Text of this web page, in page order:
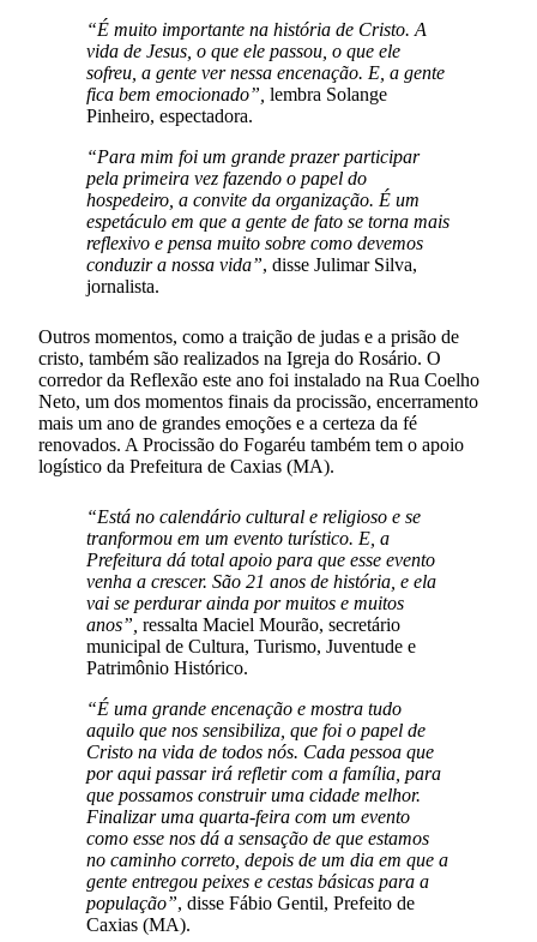
“É muito importante na história de Cristo. A
vida de Jesus, o que ele passou, o que ele
sofreu, a gente ver nessa encenação. E, a gente
fica bem emocionado”, lembra Solange
Pinheiro, espectadora.
“Para mim foi um grande prazer participar
pela primeira vez fazendo o papel do
hospedeiro, a convite da organização. É um
espetáculo em que a gente de fato se torna mais
reflexivo e pensa muito sobre como devemos
conduzir a nossa vida”, disse Julimar Silva,
jornalista.
Outros momentos, como a traição de judas e a prisão de
cristo, também são realizados na Igreja do Rosário. O
corredor da Reflexão este ano foi instalado na Rua Coelho
Neto, um dos momentos finais da procissão, encerramento
mais um ano de grandes emoções e a certeza da fé
renovados. A Procissão do Fogaréu também tem o apoio
logístico da Prefeitura de Caxias (MA).
“Está no calendário cultural e religioso e se
tranformou em um evento turístico. E, a
Prefeitura dá total apoio para que esse evento
venha a crescer. São 21 anos de história, e ela
vai se perdurar ainda por muitos e muitos
anos”, ressalta Maciel Mourão, secretário
municipal de Cultura, Turismo, Juventude e
Patrimônio Histórico.
“É uma grande encenação e mostra tudo
aquilo que nos sensibiliza, que foi o papel de
Cristo na vida de todos nós. Cada pessoa que
por aqui passar irá refletir com a família, para
que possamos construir uma cidade melhor.
Finalizar uma quarta-feira com um evento
como esse nos dá a sensação de que estamos
no caminho correto, depois de um dia em que a
gente entregou peixes e cestas básicas para a
população”, disse Fábio Gentil, Prefeito de
Caxias (MA).